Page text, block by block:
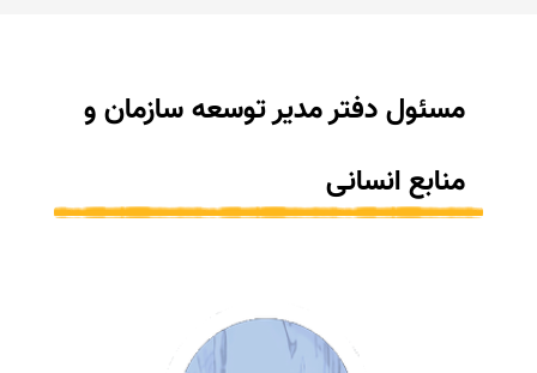
مسئول دفتر مدیر توسعه سازمان و
منابع انسانی